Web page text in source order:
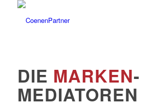
DIE MARKEN-
MEDIATOREN